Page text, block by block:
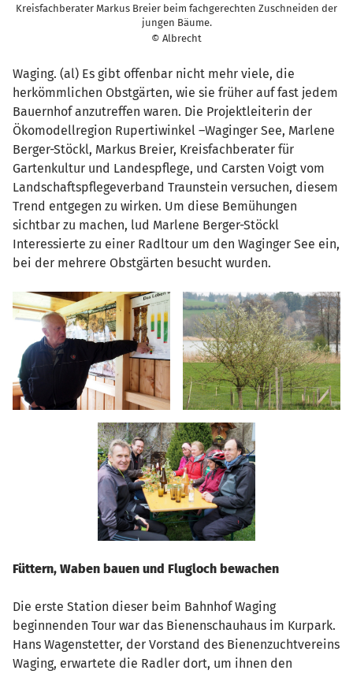
Kreisfachberater Markus Breier beim fachgerechten Zuschneiden der
jungen Bäume.
© Albrecht
Waging. (al) Es gibt offenbar nicht mehr viele, die
herkömmlichen Obstgärten, wie sie früher auf fast jedem
Bauernhof anzutreffen waren. Die Projektleiterin der
Ökomodellregion Rupertiwinkel –Waginger See, Marlene
Berger-Stöckl, Markus Breier, Kreisfachberater für
Gartenkultur und Landespflege, und Carsten Voigt vom
Landschaftspflegeverband Traunstein versuchen, diesem
Trend entgegen zu wirken. Um diese Bemühungen
sichtbar zu machen, lud Marlene Berger-Stöckl
Interessierte zu einer Radltour um den Waginger See ein,
bei der mehrere Obstgärten besucht wurden.
Füttern, Waben bauen und Flugloch bewachen
Die erste Station dieser beim Bahnhof Waging
beginnenden Tour war das Bienenschauhaus im Kurpark.
Hans Wagenstetter, der Vorstand des Bienenzuchtvereins
Waging, erwartete die Radler dort, um ihnen den